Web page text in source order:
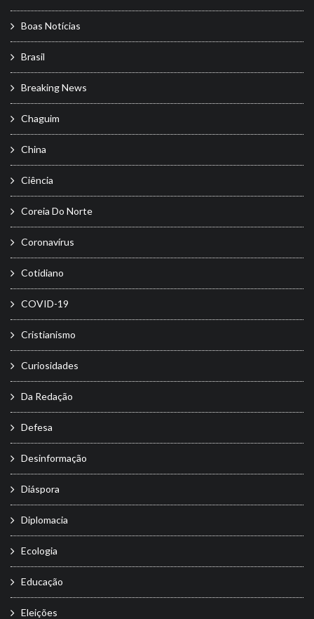
Boas Notícias
Brasil
Breaking News
Chaguim
China
Ciência
Coreia Do Norte
Coronavírus
Cotidiano
COVID-19
Cristianismo
Curiosidades
Da Redação
Defesa
Desinformação
Diáspora
Diplomacia
Ecologia
Educação
Eleições